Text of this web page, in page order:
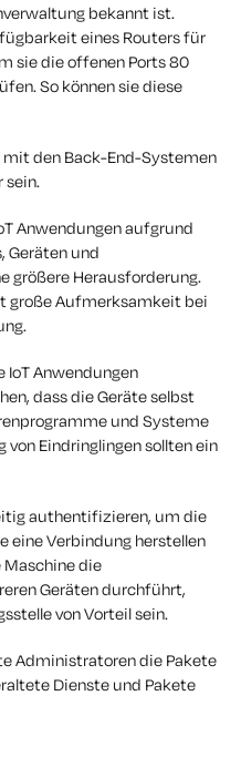
bekannt ist.
eines Routers für
sie die offenen Ports 80
So können sie diese
mit den Back-End-Systemen
sein.
Anwendungen aufgrund
Geräten und
größere Herausforderung.
große Aufmerksamkeit bei
IoT Anwendungen
dass die Geräte selbst
und Systeme
von Eindringlingen sollten ein
authentifizieren, um die
eine Verbindung herstellen
Maschine die
Geräten durchführt,
von Vorteil sein.
Administratoren die Pakete
Dienste und Pakete